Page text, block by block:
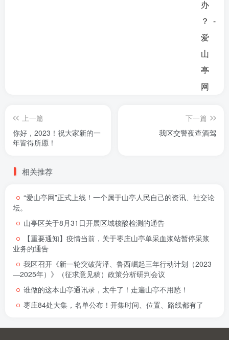
上一篇
你好，2023！祝大家新的一
年皆得所愿！
下一篇
我区交警夜查酒驾
相关推荐
“爱山亭网”正式上线！一个属于山亭人民自己的资讯、社交论
坛。
山亭区关于8月31日开展区域核酸检测的通告
【重要通知】疫情当前，关于枣庄山亭单采血浆站暂停采浆
业务的通告
我区召开《新一轮突破菏泽、鲁西崛起三年行动计划（2023
—2025年）》（征求意见稿）政策分析研判会议
谁做的这本山亭通讯录，太牛了！走遍山亭不用愁！
枣庄84处大集，名单公布！开集时间、位置、路线都有了